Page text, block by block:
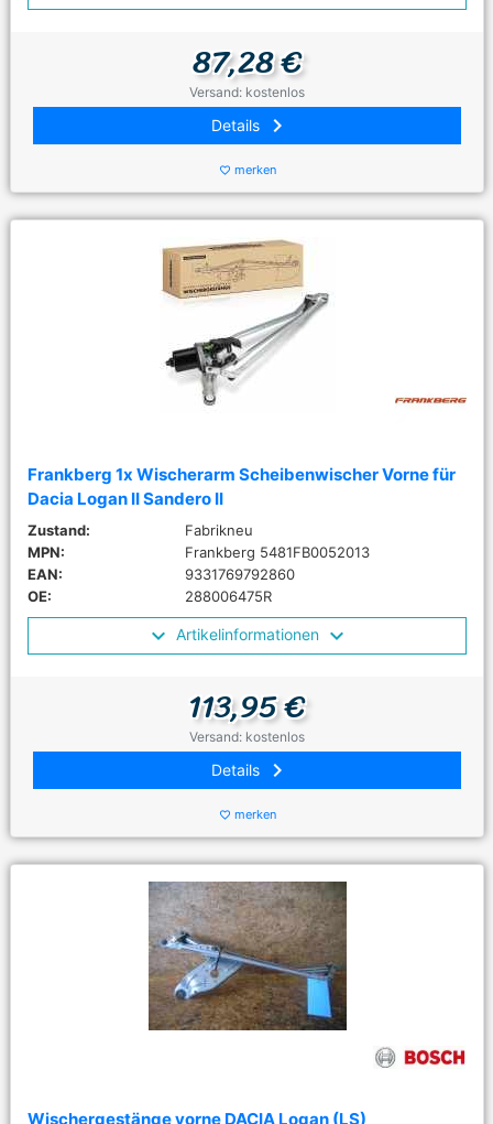
87,28 €
Versand: kostenlos
Details keyboard_arrow_right
favorite_border merken
Frankberg 1x Wischerarm Scheibenwischer Vorne für
Dacia Logan II Sandero II
Zustand:
Fabrikneu
MPN:
Frankberg 5481FB0052013
EAN:
9331769792860
OE:
288006475R
Artikelinformationen
113,95 €
Versand: kostenlos
Details keyboard_arrow_right
favorite_border merken
Wischergestänge vorne DACIA Logan (LS)